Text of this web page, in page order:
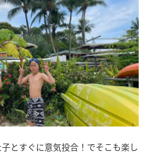
とすぐに意気投合！でそこも楽し